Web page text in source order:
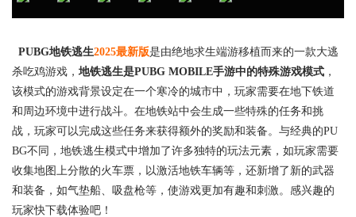
PUBG地铁逃生2025最新版是由绝地求生端游移植而来的一款大逃
杀吃鸡游戏， 地铁逃生是PUBG MOBILE手游中的特殊游戏模式 ，
该模式的游戏背景设定在一个寒冷的城市中，玩家需要在地下铁道
和周边环境中进行战斗。在地铁站中会生成一些特殊的任务和挑
战，玩家可以完成这些任务来获得额外的奖励和装备。与经典的PU
BG不同，地铁逃生模式中增加了许多独特的玩法元素，如玩家需要
收集地图上分散的火车票，以激活地铁车辆等，还新增了新的武器
和装备，如气垫船、吸盘枪等，使游戏更加有趣和刺激。感兴趣的
玩家快下载体验吧！